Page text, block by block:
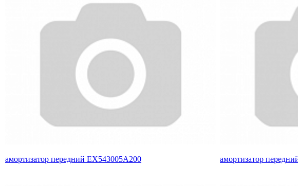
амортизатор передний EX543005A200 амортизатор